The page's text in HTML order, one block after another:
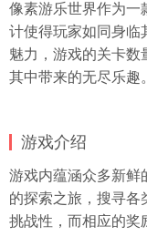
像素游乐世界作为一
计使得玩家如同身临
魅力，游戏的关卡数
其中带来的无尽乐趣。
游戏介绍
游戏内蕴涵众多新鲜
的探索之旅，搜寻各
挑战性，而相应的奖